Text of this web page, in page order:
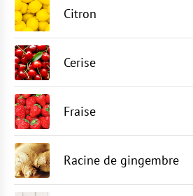
Citron
Cerise
Fraise
Racine de gingembre